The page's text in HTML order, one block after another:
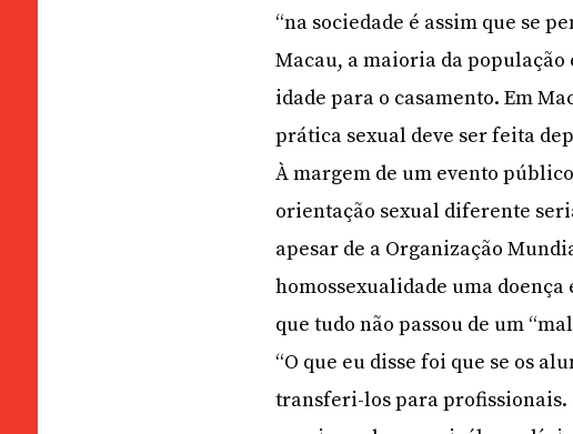
“na sociedade é assim que se
Macau, a maioria da população
idade para o casamento. Em
prática sexual deve ser feita
À margem de um evento
orientação sexual diferente
apesar de a Organização
homossexualidade uma doença
que tudo não passou de um
“O que eu disse foi que se os
transferi-los para profissionais.